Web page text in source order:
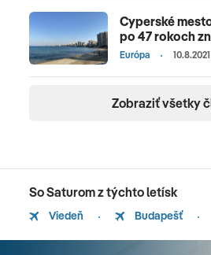
Cyperské
po 47 rokoch
Európa 10.8.2021
Zobraziť všetky
So Saturom z týchto letísk
Viedeň Budapešť